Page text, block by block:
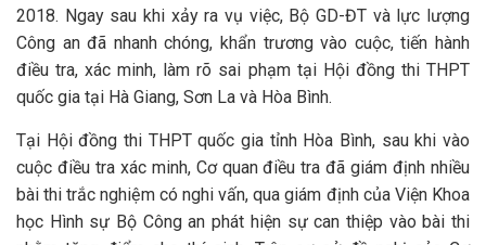
2018. Ngay sau khi xảy ra vụ việc, Bộ GD-ĐT và lực lượng
Công an đã nhanh chóng, khẩn trương vào cuộc, tiến hành
điều tra, xác minh, làm rõ sai phạm tại Hội đồng thi THPT
quốc gia tại Hà Giang, Sơn La và Hòa Bình.
Tại Hội đồng thi THPT quốc gia tỉnh Hòa Bình, sau khi vào
cuộc điều tra xác minh, Cơ quan điều tra đã giám định nhiều
bài thi trắc nghiệm có nghi vấn, qua giám định của Viện Khoa
học Hình sự Bộ Công an phát hiện sự can thiệp vào bài thi